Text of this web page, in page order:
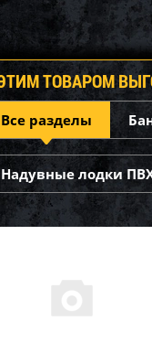
ТОВАРОМ
Все разделы
Надувные лодки